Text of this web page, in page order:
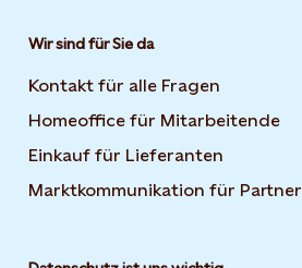
Wir sind für Sie da
Kontakt für alle Fragen
Homeoffice für Mitarbeitende
Einkauf für Lieferanten
Marktkommunikation für Partner